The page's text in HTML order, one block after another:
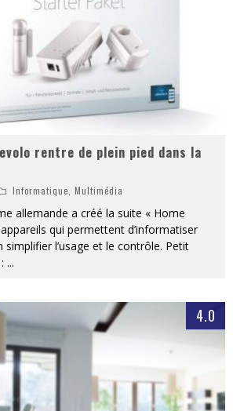
rentre de plein pied dans la
Informatique Multimédia
allemande a créé la suite « Home
qui permettent d’informatiser
l’usage et le contrôle. Petit
...
4.0